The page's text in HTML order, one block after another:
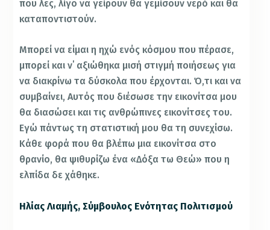
που λες, λίγο να γείρουν θα γεμίσουν νερό και θα
καταποντιστούν.
Μπορεί να είμαι η ηχώ ενός κόσμου που πέρασε,
μπορεί και ν΄ αξιώθηκα μισή στιγμή ποιήσεως για
να διακρίνω τα δύσκολα που έρχονται. Ό,τι και να
συμβαίνει, Αυτός που διέσωσε την εικονίτσα μου
θα διασώσει και τις ανθρώπινες εικονίτσες του.
Εγώ πάντως τη στατιστική μου θα τη συνεχίσω.
Κάθε φορά που θα βλέπω μια εικονίτσα στο
θρανίο, θα ψιθυρίζω ένα «Δόξα τω Θεώ» που η
ελπίδα δε χάθηκε.
Ηλίας Λιαμής, Σύμβουλος Ενότητας Πολιτισμού